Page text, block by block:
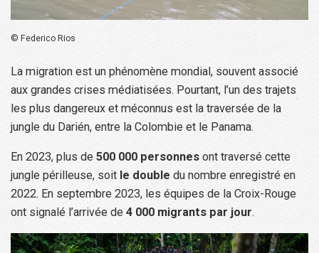
© Federico Rios
La migration est un phénomène mondial, souvent associé
aux grandes crises médiatisées. Pourtant, l’un des trajets
les plus dangereux et méconnus est la traversée de la
jungle du Darién, entre la Colombie et le Panama.
En 2023, plus de 500 000 personnes ont traversé cette
jungle périlleuse, soit le double du nombre enregistré en
2022. En septembre 2023, les équipes de la Croix-Rouge
ont signalé l’arrivée de 4 000 migrants par jour.